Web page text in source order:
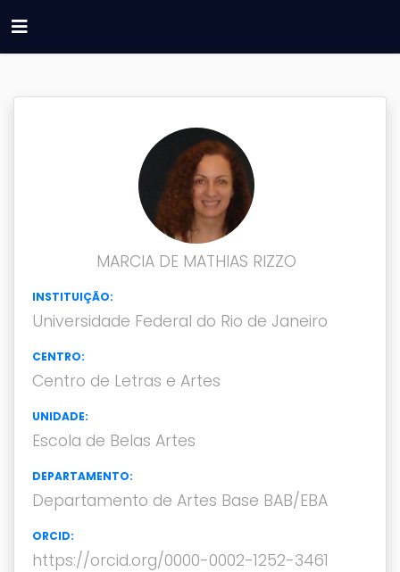
MARCIA DE MATHIAS RIZZO
INSTITUIÇÃO:
Universidade Federal do Rio de Janeiro
CENTRO:
Centro de Letras e Artes
UNIDADE:
Escola de Belas Artes
DEPARTAMENTO:
Departamento de Artes Base BAB/EBA
ORCID:
https://orcid.org/0000-0002-1252-3461